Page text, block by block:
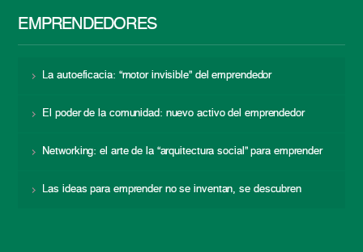
EMPRENDEDORES
La autoeficacia: “motor invisible” del emprendedor
El poder de la comunidad: nuevo activo del emprendedor
Networking: el arte de la “arquitectura social” para emprender
Las ideas para emprender no se inventan, se descubren